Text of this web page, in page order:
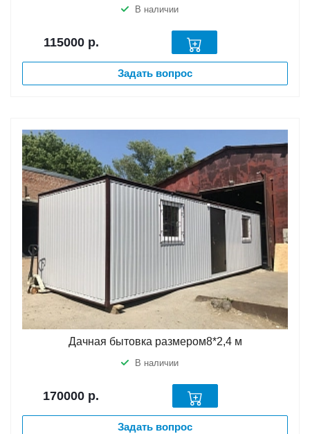
В наличии
115000 р.
Задать вопрос
Дачная бытовка размером8*2,4 м
В наличии
170000 р.
Задать вопрос